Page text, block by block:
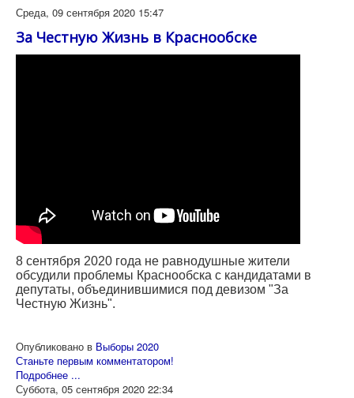
Среда, 09 сентября 2020 15:47
За Честную Жизнь в Краснообске
8 сентября 2020 года не равнодушные жители
обсудили проблемы Краснообска с кандидатами в
депутаты, объединившимися под девизом "За
Честную Жизнь".
Опубликовано в Выборы 2020
Станьте первым комментатором!
Подробнее ...
Суббота, 05 сентября 2020 22:34